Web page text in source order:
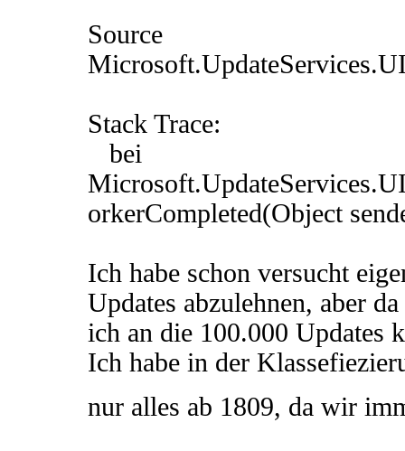
Source
Stack Trace:
bei
orkerCompleted(Object
Ich habe schon versucht
Updates abzulehnen, aber
ich an die 100.000 Updates
Ich habe in der
nur alles ab 1809, da wir